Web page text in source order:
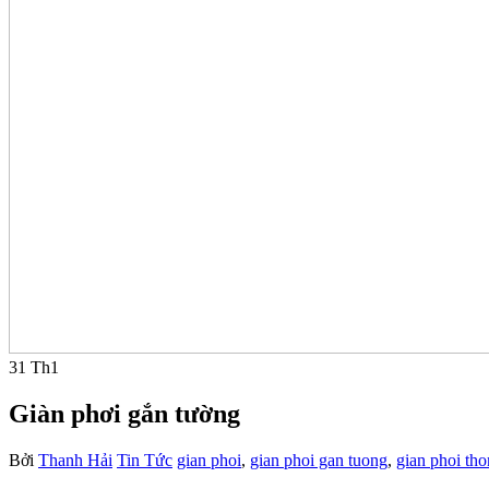
31 Th1
Giàn phơi gắn tường
Bởi Thanh Hải Tin Tức gian phoi, gian phoi gan tuong, gian phoi